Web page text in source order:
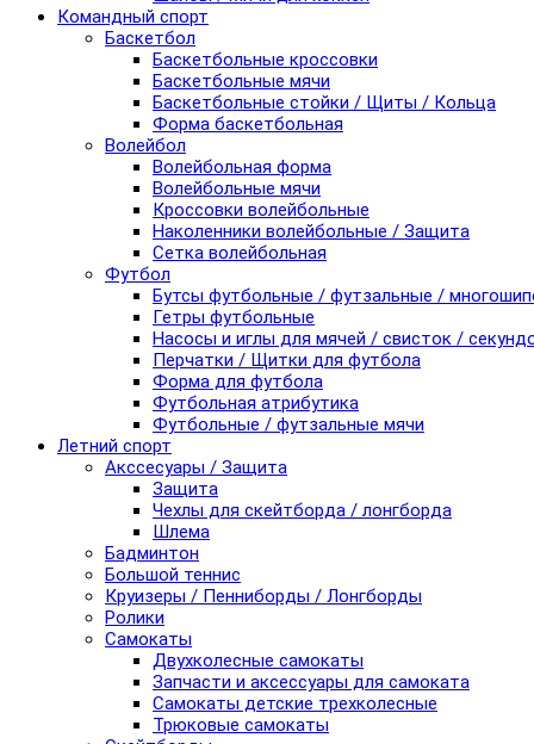
Командный спорт
Баскетбол
Баскетбольные кроссовки
Баскетбольные мячи
Баскетбольные стойки / Щиты / Кольца
Форма баскетбольная
Волейбол
Волейбольная форма
Волейбольные мячи
Кроссовки волейбольные
Наколенники волейбольные / Защита
Сетка волейбольная
Футбол
Бутсы футбольные / футзальные /
Гетры футбольные
Насосы и иглы для мячей / свисток /
Перчатки / Щитки для футбола
Форма для футбола
Футбольная атрибутика
Футбольные / футзальные мячи
Летний спорт
Акссесуары / Защита
Защита
Чехлы для скейтборда / лонгборда
Шлема
Бадминтон
Большой теннис
Круизеры / Пенниборды / Лонгборды
Ролики
Самокаты
Двухколесные самокаты
Запчасти и аксессуары для самоката
Самокаты детские трехколесные
Трюковые самокаты